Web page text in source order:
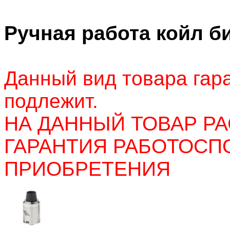
Ручная работа койл
Данный вид товара
подлежит.
НА ДАННЫЙ ТОВАР
ГАРАНТИЯ
ПРИОБРЕТЕНИЯ